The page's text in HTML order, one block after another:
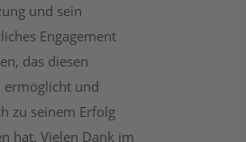
und sein
Engagement
das diesen
ermöglicht und
zu seinem Erfolg
hat. Vielen Dank im